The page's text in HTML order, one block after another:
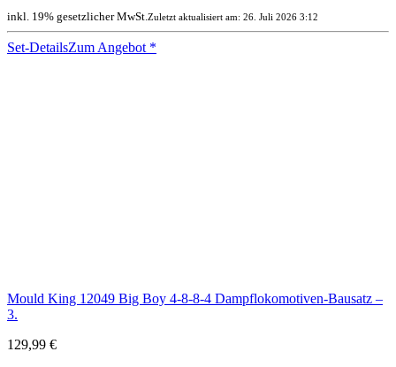
inkl. 19% gesetzlicher MwSt. Zuletzt aktualisiert am: 26. Juli 2026 3:12
Set-DetailsZum Angebot *
Mould King 12049 Big Boy 4-8-8-4 Dampflokomotiven-Bausatz –
3.
129,99 €